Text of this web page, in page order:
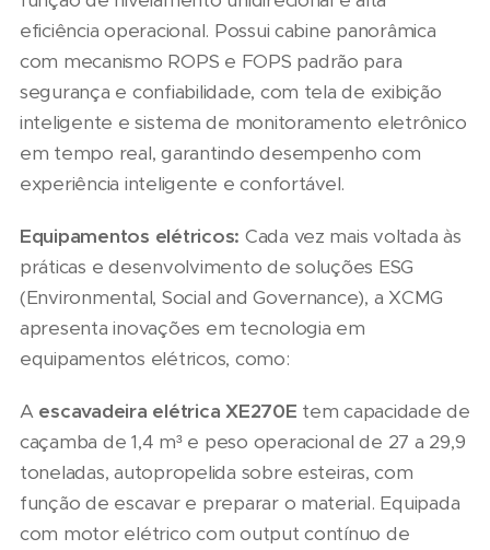
eficiência operacional. Possui cabine panorâmica
com mecanismo ROPS e FOPS padrão para
segurança e confiabilidade, com tela de exibição
inteligente e sistema de monitoramento eletrônico
em tempo real, garantindo desempenho com
experiência inteligente e confortável.
Equipamentos elétricos: Cada vez mais voltada às
práticas e desenvolvimento de soluções ESG
(Environmental, Social and Governance), a XCMG
apresenta inovações em tecnologia em
equipamentos elétricos, como:
A escavadeira elétrica XE270E tem capacidade de
caçamba de 1,4 m³ e peso operacional de 27 a 29,9
toneladas, autopropelida sobre esteiras, com
função de escavar e preparar o material. Equipada
com motor elétrico com output contínuo de